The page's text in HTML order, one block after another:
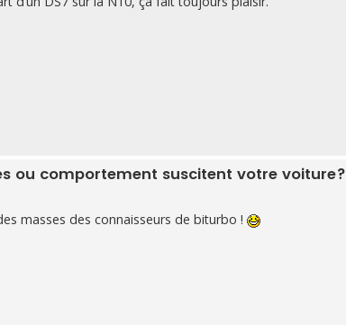
ou comportement suscitent votre voiture?
masses des connaisseurs de biturbo !